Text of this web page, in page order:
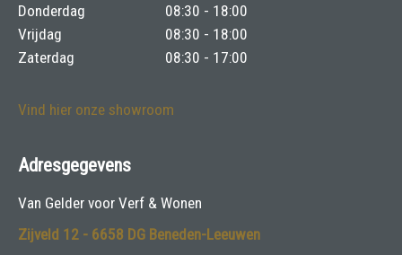
Donderdag
08:30 - 18:00
Vrijdag
08:30 - 18:00
Zaterdag
08:30 - 17:00
Vind hier onze showroom
Adresgegevens
Van Gelder voor Verf & Wonen
Zijveld 12 - 6658 DG Beneden-Leeuwen